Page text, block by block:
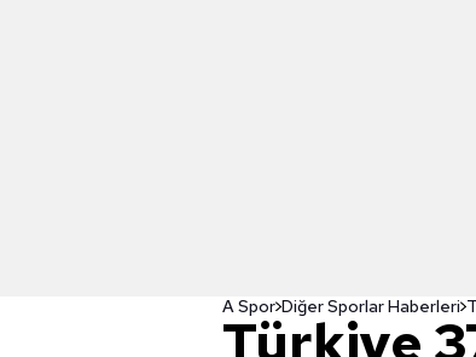
A Spor Diğer Sporlar Haberleri
Türkiye